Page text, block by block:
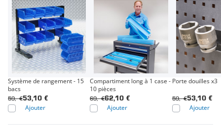
Système de rangement - 15
bacs
53,10 €
59,- €
Ajouter
Compartiment long à 1 case -
10 pièces
62,10 €
69,- €
Ajouter
Porte douilles x3
53,10 €
59,- €
Ajouter